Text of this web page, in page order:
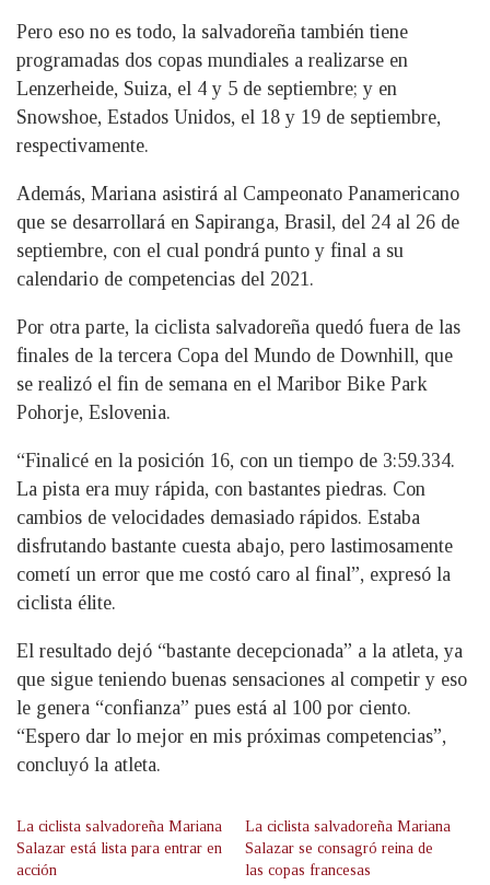
Pero eso no es todo, la salvadoreña también tiene
programadas dos copas mundiales a realizarse en
Lenzerheide, Suiza, el 4 y 5 de septiembre; y en
Snowshoe, Estados Unidos, el 18 y 19 de septiembre,
respectivamente.
Además, Mariana asistirá al Campeonato Panamericano
que se desarrollará en Sapiranga, Brasil, del 24 al 26 de
septiembre, con el cual pondrá punto y final a su
calendario de competencias del 2021.
Por otra parte, la ciclista salvadoreña quedó fuera de las
finales de la tercera Copa del Mundo de Downhill, que
se realizó el fin de semana en el Maribor Bike Park
Pohorje, Eslovenia.
“Finalicé en la posición 16, con un tiempo de 3:59.334.
La pista era muy rápida, con bastantes piedras. Con
cambios de velocidades demasiado rápidos. Estaba
disfrutando bastante cuesta abajo, pero lastimosamente
cometí un error que me costó caro al final”, expresó la
ciclista élite.
El resultado dejó “bastante decepcionada” a la atleta, ya
que sigue teniendo buenas sensaciones al competir y eso
le genera “confianza” pues está al 100 por ciento.
“Espero dar lo mejor en mis próximas competencias”,
concluyó la atleta.
La ciclista salvadoreña Mariana
Salazar está lista para entrar en
acción
La ciclista salvadoreña Mariana
Salazar se consagró reina de
las copas francesas